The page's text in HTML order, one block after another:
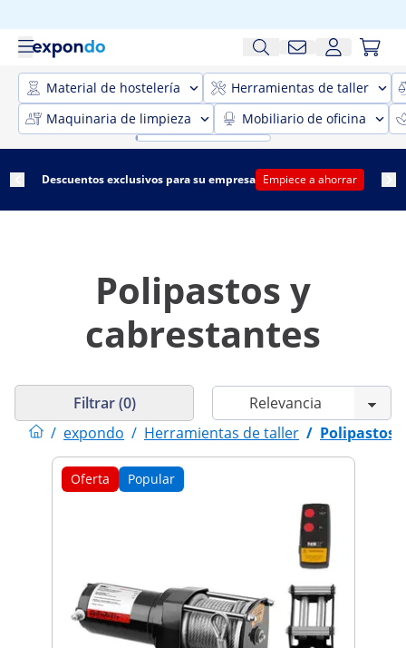
Material de hostelería
Herramientas de taller
Maquinaria de limpieza
Mobiliario de oficina
Descuentos exclusivos para su empresa Empiece a ahorrar
Polipastos y
cabrestantes
/ expondo / Herramientas de taller / Polipastos
Filtrar (0)
Oferta Popular